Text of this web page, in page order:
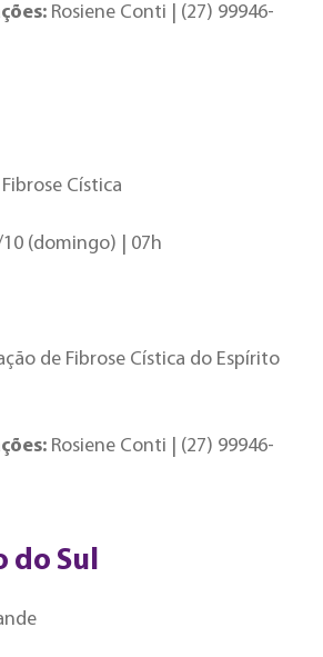
Rosiene Conti | (27) 99946-
Cística
10 (domingo) | 07h
de Fibrose Cística do Espírito
Rosiene Conti | (27) 99946-
do Sul